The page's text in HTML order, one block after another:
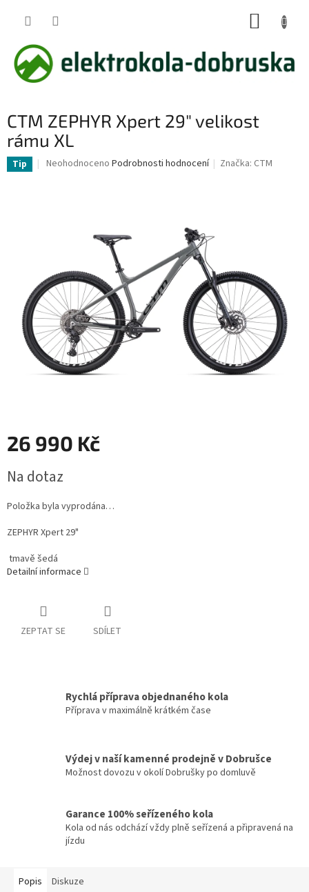
CTM ZEPHYR Xpert 29" velikost
rámu XL
Tip
Průměrné
Neohodnoceno Podrobnosti hodnocení Značka: CTM
26 990 Kč
cena:
Na dotaz
Položka byla vyprodána…
ZEPHYR Xpert 29"
tmavě šedá
Detailní informace
ZEPTAT SE SDÍLET
Rychlá příprava objednaného kola
Příprava v maximálně krátkém čase
Výdej v naší kamenné prodejně v Dobrušce
Možnost dovozu v okolí Dobrušky po domluvě
Garance 100% seřízeného kola
Kola od nás odchází vždy plně seřízená a připravená na
jízdu
Popis Diskuze